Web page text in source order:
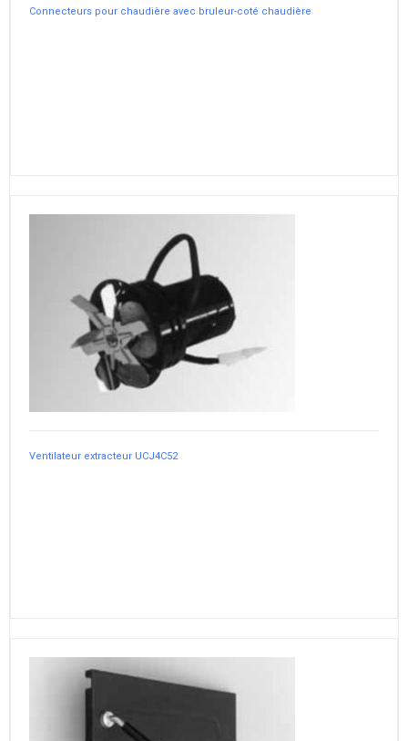
Connecteurs pour chaudière avec bruleur-coté chaudière
Ventilateur extracteur UCJ4C52